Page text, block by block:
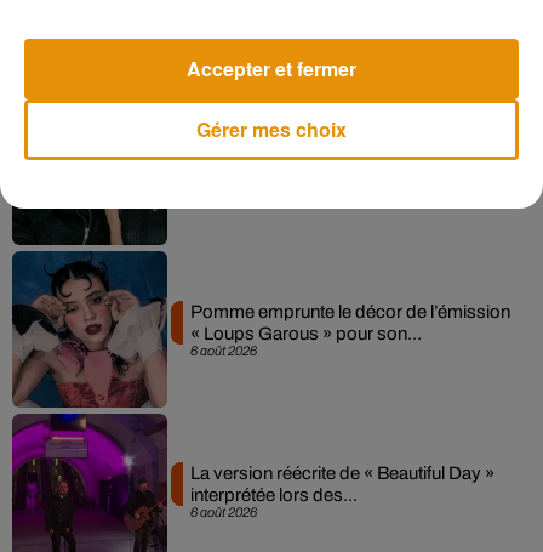
6 août 2026
Pomme emprunte le décor de l’émission
« Loups Garous » pour son...
6 août 2026
La version réécrite de « Beautiful Day »
interprétée lors des...
Gérer mes choix
Accepter et fermer